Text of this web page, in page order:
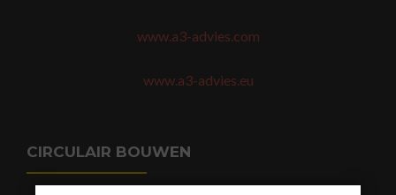
www.a3-advies.com
www.a3-advies.eu
CIRCULAIR BOUWEN